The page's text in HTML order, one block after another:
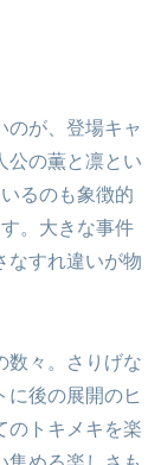
のが、登場キャ
公の薫と凛とい
るのも象徴的
。大きな事件
なすれ違いが物
数々。さりげな
に後の展開のヒ
のトキメキを楽